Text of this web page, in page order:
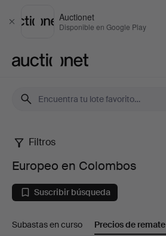
Cerrar
Auctionet
Disponible en Google Play
Europeo
en
Colombos
Filtros
Europeo en Colombos
Suscribir búsqueda
Subastas en curso Precios de remate